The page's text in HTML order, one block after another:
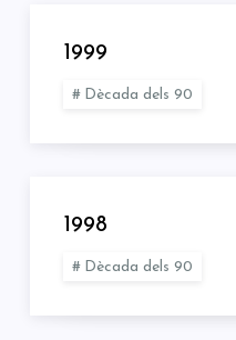
1999
Dècada dels 90
1998
Dècada dels 90